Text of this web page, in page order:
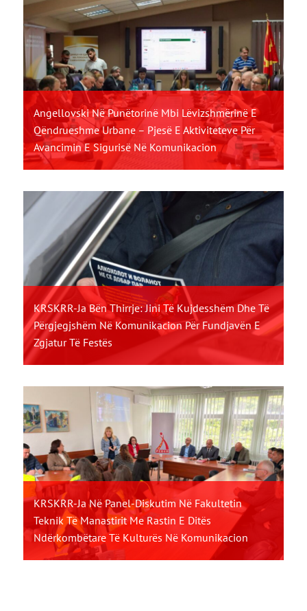
Angellovski Në Punëtorinë Mbi Lëvizshmërinë E
Qëndrueshme Urbane – Pjesë E Aktiviteteve Për
Avancimin E Sigurisë Në Komunikacion
KRSKRR-Ja Bën Thirrje: Jini Të Kujdesshëm Dhe Të
Përgjegjshëm Në Komunikacion Për Fundjavën E
Zgjatur Të Festës
KRSKRR-Ja Në Panel-Diskutim Në Fakultetin
Teknik Të Manastirit Me Rastin E Ditës
Ndërkombëtare Të Kulturës Në Komunikacion